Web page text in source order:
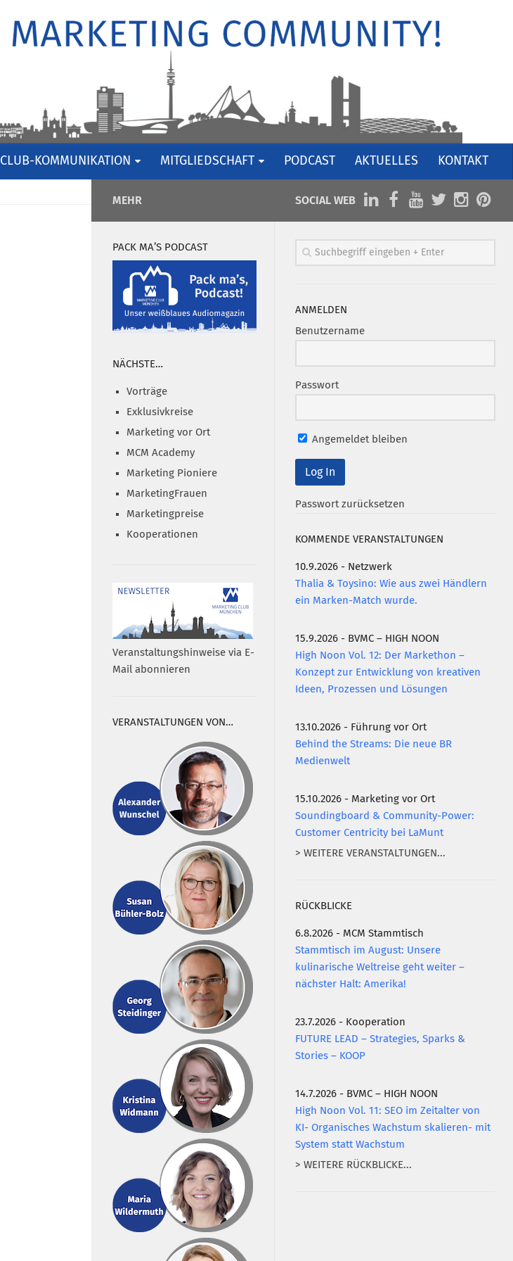
CLUB-KOMMUNIKATION MITGLIEDSCHAFT PODCAST AKTUELLES KONTAKT
SOCIAL WEB
ANMELDEN
Benutzername
Passwort
Angemeldet bleiben
Passwort zurücksetzen
KOMMENDE VERANSTALTUNGEN
10.9.2026 - Netzwerk
Thalia & Toysino: Wie aus zwei Händlern
ein Marken-Match wurde.
15.9.2026 - BVMC – HIGH NOON
High Noon Vol. 12: Der Markethon –
Konzept zur Entwicklung von kreativen
Ideen, Prozessen und Lösungen
13.10.2026 - Führung vor Ort
Behind the Streams: Die neue BR
Medienwelt
15.10.2026 - Marketing vor Ort
Soundingboard & Community-Power:
Customer Centricity bei LaMunt
> WEITERE VERANSTALTUNGEN...
RÜCKBLICKE
6.8.2026 - MCM Stammtisch
Stammtisch im August: Unsere
kulinarische Weltreise geht weiter –
nächster Halt: Amerika!
23.7.2026 - Kooperation
FUTURE LEAD – Strategies, Sparks &
Stories – KOOP
14.7.2026 - BVMC – HIGH NOON
High Noon Vol. 11: SEO im Zeitalter von
KI- Organisches Wachstum skalieren- mit
System statt Wachstum
> WEITERE RÜCKBLICKE...
MEHR
PACK MA’S PODCAST
NÄCHSTE…
Vorträge
Exklusivkreise
Marketing vor Ort
MCM Academy
Marketing Pioniere
MarketingFrauen
Marketingpreise
Kooperationen
Veranstaltungshinweise via E-
Mail abonnieren
VERANSTALTUNGEN VON…